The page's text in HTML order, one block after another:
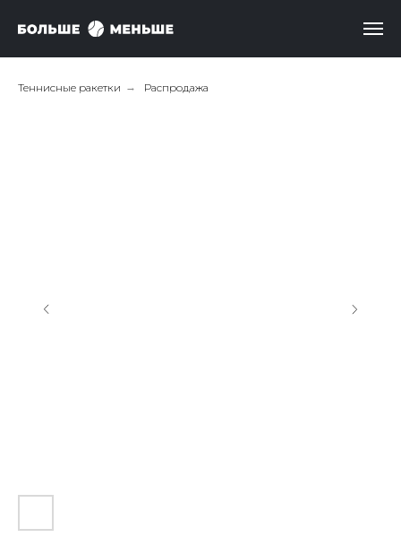
Теннисные ракетки → Распродажа